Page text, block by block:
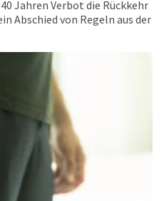
Jahren Verbot die Rückkehr
Abschied von Regeln aus der